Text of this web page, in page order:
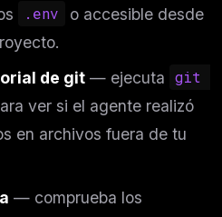
.env
o accesible desde
de git — ejecuta git
ver si el agente realizó
en archivos fuera de tu
— comprueba los